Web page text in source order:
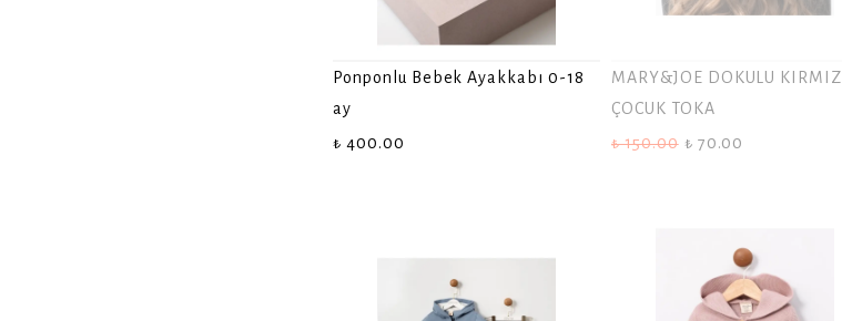
Ponponlu Bebek Ayakkabı 0-18
ay
₺ 400.00
MARY&JOE DOKULU KIRMIZI
ÇOCUK TOKA
₺ 150.00 ₺ 70.00